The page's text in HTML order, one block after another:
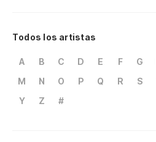
Todos los artistas
A B C D E F G
M
N O P Q R S
Y
Z #